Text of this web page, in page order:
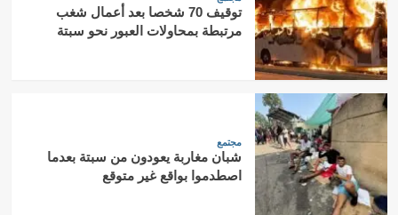
توقيف 70 شخصا بعد أعمال شغب
مرتبطة بمحاولات العبور نحو سبتة
مجتمع
شبان مغاربة يعودون من سبتة بعدما
اصطدموا بواقع غير متوقع